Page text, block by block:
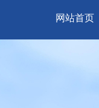
网站首页